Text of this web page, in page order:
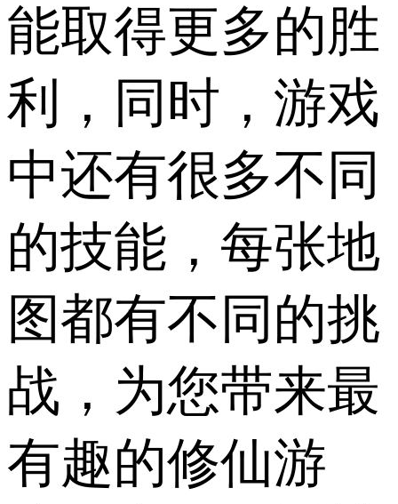
能取得更多的胜
利，同时，游戏
中还有很多不同
的技能，每张地
图都有不同的挑
战，为您带来最
有趣的修仙游